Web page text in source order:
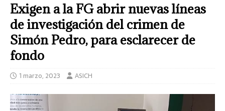
Exigen a la FG abrir nuevas líneas
de investigación del crimen de
Simón Pedro, para esclarecer de
fondo
1 marzo, 2023 ASICH